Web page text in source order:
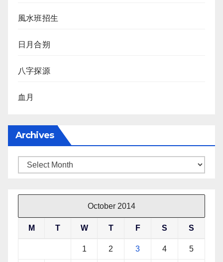
風水班招生
日月合朔
八字探源
血月
Archives
Archives
October 2014
M T W T F S S
1 2 3 4 5